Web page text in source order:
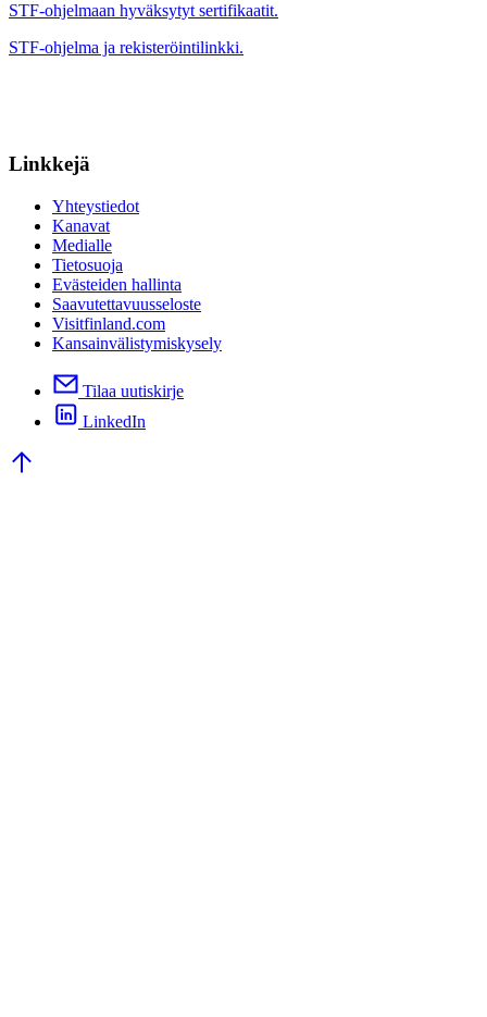
STF-ohjelmaan hyväksytyt sertifikaatit.
STF-ohjelma ja rekisteröintilinkki.
Linkkejä
Yhteystiedot
Kanavat
Medialle
Tietosuoja
Evästeiden hallinta
Saavutettavuusseloste
Visitfinland.com
Kansainvälistymiskysely
Tilaa uutiskirje
LinkedIn